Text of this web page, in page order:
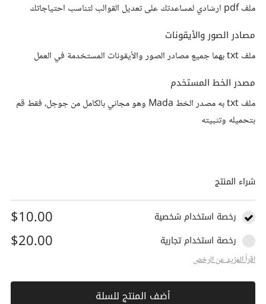
ملف pdf ارشادي لمساعدتك على تعديل القوالب لتناسب احتياجاتك
مصادر الصور والأيقونات
ملف txt بهما جميع مصادر الصور والأيقونات المستخدمة في العمل
مصدر الخط المستخدم
ملف txt به مصدر الخط Mada وهو مجاني بالكامل من جوجل، فقط قم
بتحميله وتثبيته
شراء المنتج
رخصة استخدام شخصية $10.00
رخصة استخدام تجارية $20.00
اقراً المزيد عن الرخص
أضف المنتج للسلة